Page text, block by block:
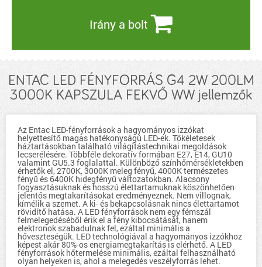
Irány a bolt
ENTAC LED FÉNYFORRÁS G4 2W 200LM
3000K KAPSZULA FEKVŐ WW jellemzők
Az Entac LED-fényforrások a hagyományos izzókat
helyettesítő magas hatékonyságú LED-ek. Tökéletesek
háztartásokban található világítástechnikai megoldások
lecserélésére. Többféle dekoratív formában E27, E14, GU10
valamint GU5.3 foglalattal. Különböző színhőmérsékletekben
érhetők el, 2700K, 3000K meleg fényű, 4000K természetes
fényű és 6400K hidegfényű változatokban. Alacsony
fogyasztásuknak és hosszú élettartamuknak köszönhetően
jelentős megtakarításokat eredményeznek. Nem villognak,
kímélik a szemet. A ki- és bekapcsolásnak nincs élettartamot
rövidítő hatása. A LED fényforrások nem egy fémszál
felmelegedéséből érik el a fény kibocsátását, hanem
elektronok szabadulnak fel, ezáltal minimális a
hőveszteségük. LED technológiával a hagyományos izzókhoz
képest akár 80%-os energiamegtakarítás is elérhető. A LED
fényforrások hőtermelése minimális, ezáltal felhasználható
olyan helyeken is, ahol a melegedés veszélyforrás lehet.